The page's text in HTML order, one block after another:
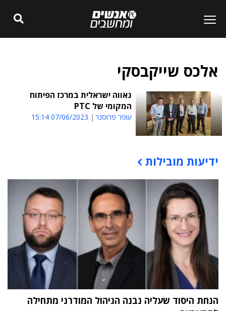
אלכס שייקבסקי
גאווה ישראלית במרכז הפיתוח
המקומי של PTC
עופר פרוסנר 07/06/2023 15:14
תוכן פרסומי
ידיעות מובילות
הנחת היסוד שעליה נבנה הניהול המודרני מתחילה